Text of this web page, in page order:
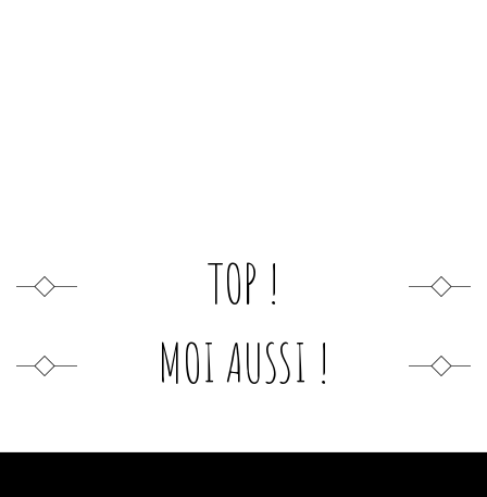
TOP !
MOI AUSSI !